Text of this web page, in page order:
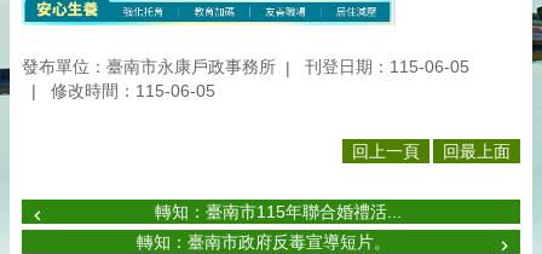
發布單位：臺南市永康戶政事務所
刊登日期：115-06-05
修改時間：115-06-05
回上一頁 回最上面
轉知：臺南市115年聯合婚禮活...
轉知：臺南市政府反毒宣導短片。